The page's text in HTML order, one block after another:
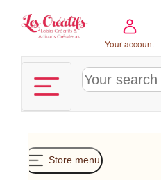
Your account
Store menu